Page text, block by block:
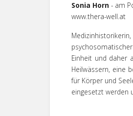
Sonia Horn - am
www.thera-well.at
Einheit und daher
Heilwässern, eine
für Körper und
eingesetzt werden